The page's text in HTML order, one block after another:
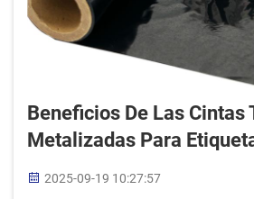
Beneficios De Las Cintas
Metalizadas Para
2025-09-19 10:27:57